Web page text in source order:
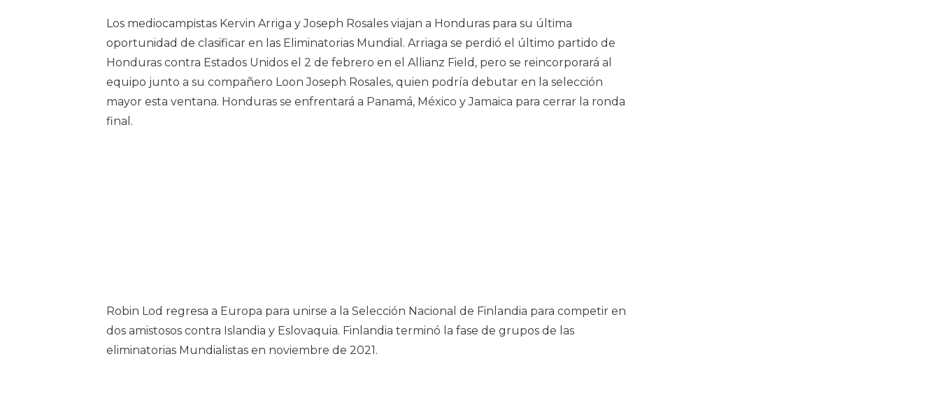
Los mediocampistas Kervin Arriga y Joseph Rosales viajan a Honduras para su última
oportunidad de clasificar en las Eliminatorias Mundial. Arriaga se perdió el último partido de
Honduras contra Estados Unidos el 2 de febrero en el Allianz Field, pero se reincorporará al
equipo junto a su compañero Loon Joseph Rosales, quien podría debutar en la selección
mayor esta ventana. Honduras se enfrentará a Panamá, México y Jamaica para cerrar la ronda
final.
Robin Lod regresa a Europa para unirse a la Selección Nacional de Finlandia para competir en
dos amistosos contra Islandia y Eslovaquia. Finlandia terminó la fase de grupos de las
eliminatorias Mundialistas en noviembre de 2021.